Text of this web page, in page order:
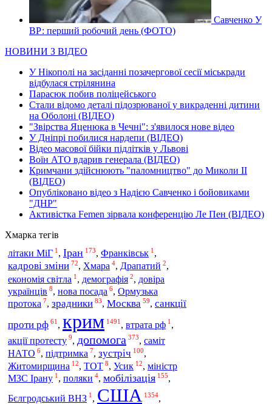
Савченко У
ВР: перший робочий день (ФОТО)
НОВИНИ З ВІДЕО
У Нікополі на засіданні позачергової сесії міськради
відбулася стрілянина
Парасюк побив поліцейського
Стали відомо деталі підозрюваної у викраденні дитини
на Оболоні (ВІДЕО)
"Звірства Яценюка в Чечні": з'явилося нове відео
У Дніпрі побилися нардепи (ВІДЕО)
Відео масової бійки підлітків у Львові
Воїн АТО вдарив генерала (ВІДЕО)
Кримчани здійснюють "паломництво" до Миколи ІІ
(ВІДЕО)
Опубліковано відео з Надією Савченко і бойовиками
"ДНР"
Активістка Femen зірвала конференцію Ле Пен (ВІДЕО)
Хмарка тегів
літаки МіГ 1 , Іран 173, Франківськ 1 ,
кадрові зміни 72, Хмара 4, Драпатий 2,
економія світла 1 , демографія 2, довіра
українців 8, нова посада 6, Ормузька
протока 7, зрадники 83, Москва 59, санкції
проти рф 61 , крим 1491 , втрата рф 1 ,
акції протесту 9, допомога 373, саміт
НАТО 6, підтримка 7, зустріч 100,
Житомирщина 12, ТОТ 8, Усик 12, міністр
МЗС Ірану 1 , поляки 4, мобілізація 155,
Бєлгродський ВНЗ 1 , США 1354,